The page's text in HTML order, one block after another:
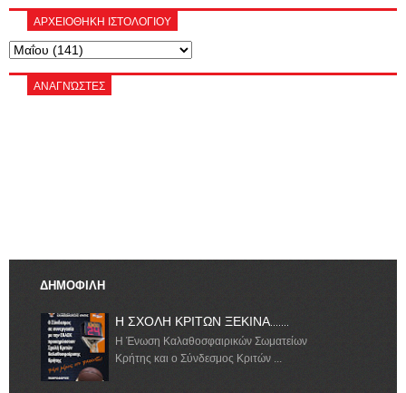
ΑΡΧΕΙΟΘΗΚΗ ΙΣΤΟΛΟΓΙΟΥ
ΑΝΑΓΝΏΣΤΕΣ
ΔΗΜΟΦΙΛΗ
Η ΣΧΟΛΗ ΚΡΙΤΩΝ ΞΕΚΙΝΑ.......
Η Ένωση Καλαθοσφαιρικών Σωματείων
Κρήτης και ο Σύνδεσμος Κριτών ...